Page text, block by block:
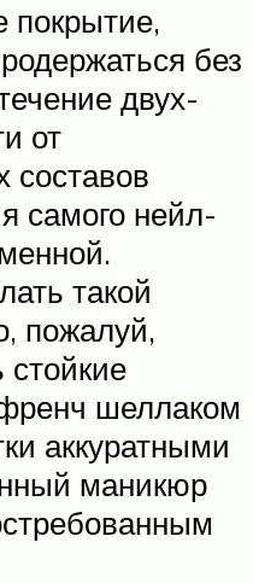
покрытие,
без
двух-
от
составов
самого нейл-
такой
пожалуй,
шеллаком
аккуратными
маникюр